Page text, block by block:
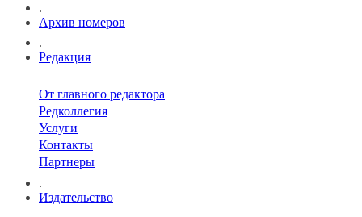
.
Архив номеров
.
Редакция
От главного редактора
Редколлегия
Услуги
Контакты
Партнеры
.
Издательство